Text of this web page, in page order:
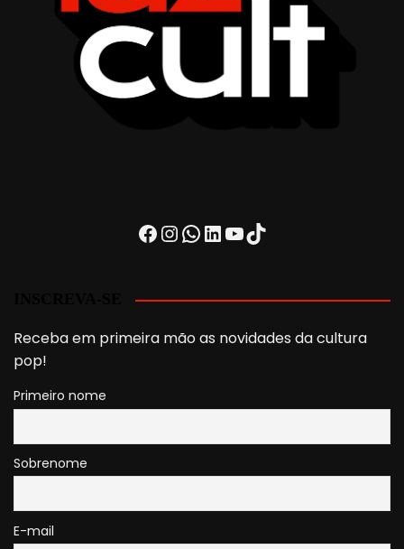
Facebook
Instagram
WhatsApp
LinkedIn
Youtube
TikTok
Receba em primeira mão as novidades da cultura
pop!
Primeiro nome
Sobrenome
E-mail